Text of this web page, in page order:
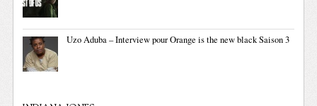
Uzo Aduba – Interview pour Orange is the new black Saison 3